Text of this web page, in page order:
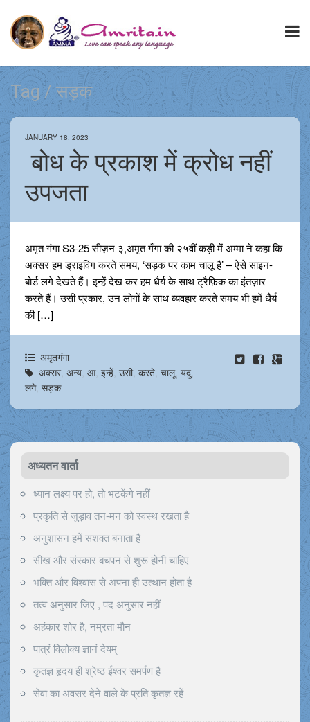
Tag / सड़क
JANUARY 18, 2023
बोध के प्रकाश में क्रोध नहीं
उपजता
अमृत गंगा S3-25 सीज़न ३,अमृत गँगा की २५वीं कड़ी में अम्मा ने कहा कि
अक्सर हम ड्राइविंग करते समय, ‘सड़क पर काम चालू है’ – ऐसे साइन-
बोर्ड लगे देखते हैं। इन्हें देख कर हम धैर्य के साथ ट्रैफ़िक का इंतज़ार
करते हैं। उसी प्रकार, उन लोगों के साथ व्यवहार करते समय भी हमें धैर्य
की […]
अमृतगंगा
अक्सर, अन्य, आ, इन्हें, उसी, करते, चालू, यदु,
लगे, सड़क
अध्यतन वार्ता
ध्यान लक्ष्य पर हो, तो भटकेंगे नहीं
प्रकृति से जुड़ाव तन-मन को स्वस्थ रखता है
अनुशासन हमें सशक्त बनाता है
सीख और संस्कार बचपन से शुरू होनी चाहिए
भक्ति और विश्वास से अपना ही उत्थान होता है
तत्व अनुसार जिए , पद अनुसार नहीं
अहंकार शोर है, नम्रता मौन
पात्रं विलोक्य ज्ञानं देयम्
कृतज्ञ हृदय ही श्रेष्ठ ईश्वर समर्पण है
सेवा का अवसर देने वाले के प्रति कृतज्ञ रहें